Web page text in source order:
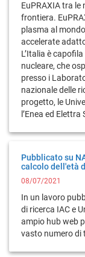
EuPRAXIA tra
frontiera.
plasma al
accelerate
L’Italia è
nucleare, che
presso i
nazionale delle
progetto, le
l’Enea ed
Pubblicato su
calcolo dell'età
08/07/2021
In un lavoro
di ricerca IAC e
ampio hub web
vasto numero di